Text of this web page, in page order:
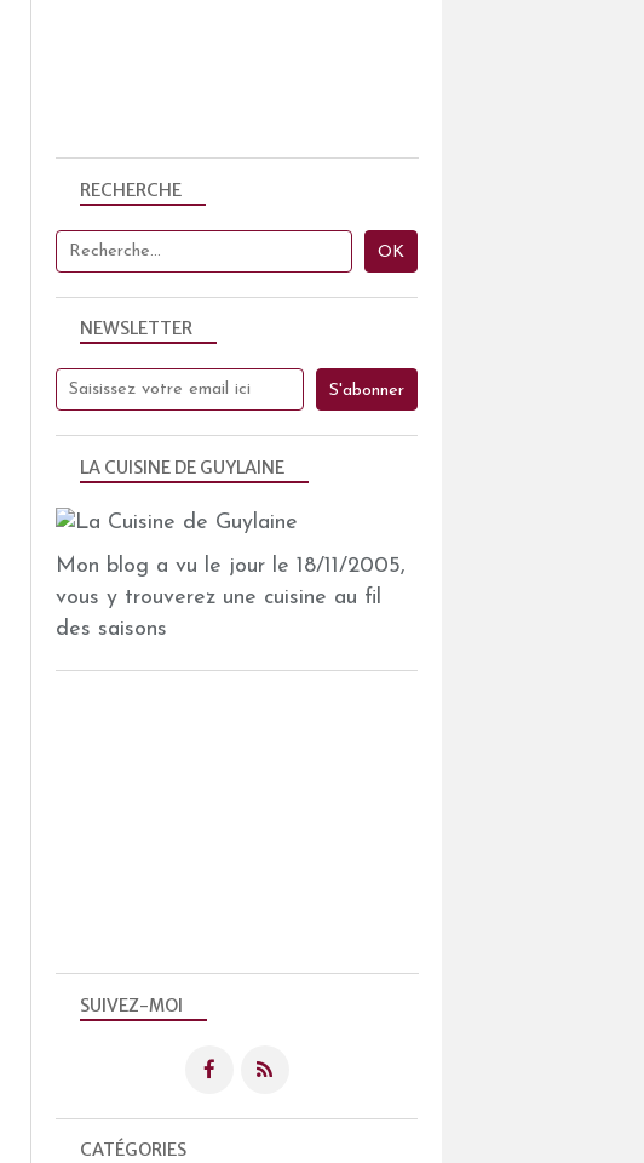
NEWSLETTER
SUIVEZ-MOI
RECHERCHE
LA CUISINE DE GUYLAINE
Mon blog a vu le jour le 18/11/2005,
vous y trouverez une cuisine au fil
des saisons
CATÉGORIES